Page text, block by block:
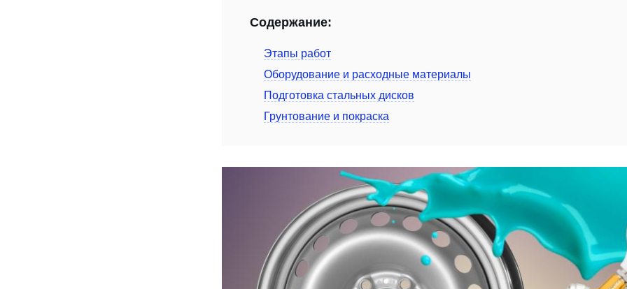
Содержание:
Этапы работ
Оборудование и расходные материалы
Подготовка стальных дисков
Грунтование и покраска